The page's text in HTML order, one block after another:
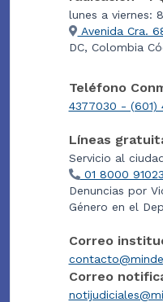
lunes a viernes:
Avenida Cra.
DC, Colombia
Teléfono
4377030 - (601)
Líneas
Servicio al
01 8000
Denuncias por
Género en el
Correo
Correo